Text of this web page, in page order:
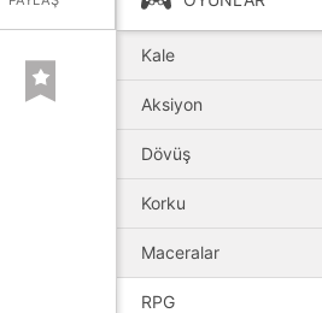
Kale
Aksiyon
Dövüş
Korku
Maceralar
RPG